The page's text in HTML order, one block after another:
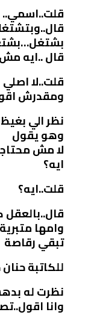
قلت..اسمي..
قال ..ايه
قلت..لا
ومقدرش
نظر الي
وهو يقول
لا مش
ايه؟
قلت..ايه؟
وامها
تبقي رقاصة
للكاتبة
نظرت له
وانا